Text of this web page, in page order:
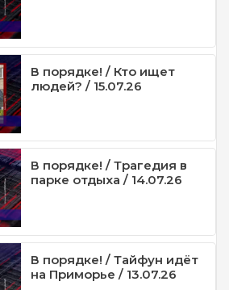
В порядке! / Кто ищет
людей? / 15.07.26
В порядке! / Трагедия в
парке отдыха / 14.07.26
В порядке! / Тайфун идёт
на Приморье / 13.07.26